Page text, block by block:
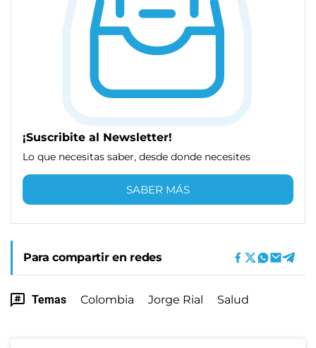
¡Suscribite al Newsletter!
Lo que necesitas saber, desde donde necesites
SABER MÁS
Para compartir en redes
Temas Colombia Jorge Rial Salud